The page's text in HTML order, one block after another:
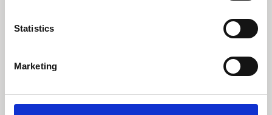
Statistics
Marketing